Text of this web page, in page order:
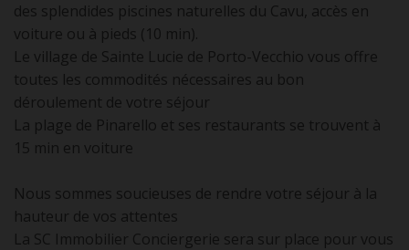
des splendides piscines naturelles du Cavu, accès en
voiture ou à pieds (10 min).
Le village de Sainte Lucie de Porto-Vecchio vous offre
toutes les commodités nécessaires au bon
déroulement de votre séjour
La plage de Pinarello et ses restaurants se trouvent à
15 min en voiture
Nous sommes soucieuses de rendre votre séjour à la
hauteur de vos attentes
La SC Immobilier Conciergerie sera sur place pour vous